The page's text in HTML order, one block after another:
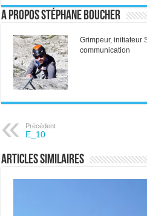
A propos Stéphane Boucher
Grimpeur, initiateur
communication
Précédent
E_10
Articles similaires